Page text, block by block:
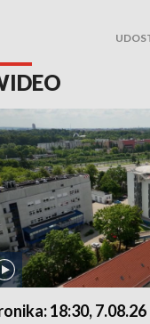
18:30, 7.08.26